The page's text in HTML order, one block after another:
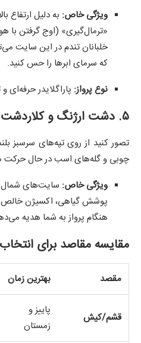
ویژگی خاص: به دلیل ارتفاع
«ترمال‌گیری» (اوج گرفتن با
خلبانان تندم در این سایت
که سرمای ابرها را حس کنید.
نوع پرواز: پاراگلایدر حرفه‌ای
۵. دشت ارژنگ و کلاردشت (گیلان و مازندران)
تصور کنید از روی تپه‌های سرسبز
چوبی و گله‌های اسب در حال حرکت
ویژگی خاص: سایت‌های شمال
پوشش گیاهی، اکسیژن خالص
هنگام پرواز به شما هدیه
مقایسه مقاصد برای
مقصد بهترین زمان
قشم/کیش
پاییز و
زمستان